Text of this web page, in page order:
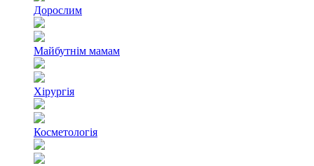
Дорослим
Майбутнім мамам
Хірургія
Косметологія